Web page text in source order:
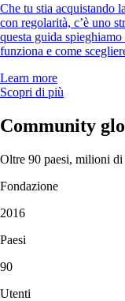
Che tu stia acquistando
con regolarità, c’è uno
questa guida
funziona e come
Learn more
Scopri di più
Community
Oltre 90 paesi, milioni di
Fondazione
2016
Paesi
90
Utenti